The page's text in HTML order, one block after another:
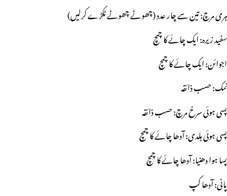
ہری مرچ: تین سے چار عدد (چھوٹے چھوٹے ٹکڑے کرلیں)
سفید زیرہ: ایک چائے کا چمچ
اجوائن: ایک چائے کا چمچ
نمک: حسب ذائقہ
پسی ہوئی سرخ مرچ: حسب ذائقہ
پسی ہوئی ہلدی: آدھا چائے کا چمچ
پسا ہوا دھنیا: آدھا چائے کا چمچ
پانی: آدھا کپ